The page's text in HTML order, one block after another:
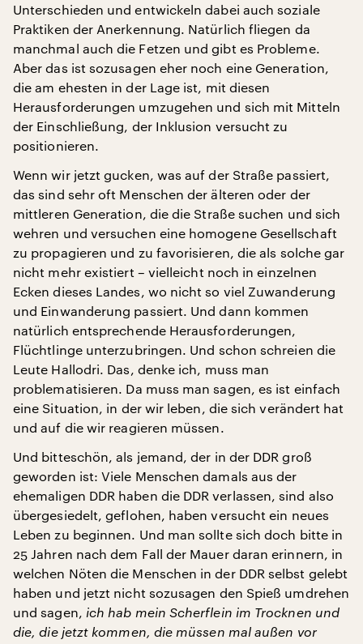
Unterschieden und entwickeln dabei auch soziale
Praktiken der Anerkennung. Natürlich fliegen da
manchmal auch die Fetzen und gibt es Probleme.
Aber das ist sozusagen eher noch eine Generation,
die am ehesten in der Lage ist, mit diesen
Herausforderungen umzugehen und sich mit Mitteln
der Einschließung, der Inklusion versucht zu
positionieren.
Wenn wir jetzt gucken, was auf der Straße passiert,
das sind sehr oft Menschen der älteren oder der
mittleren Generation, die die Straße suchen und sich
wehren und versuchen eine homogene Gesellschaft
zu propagieren und zu favorisieren, die als solche gar
nicht mehr existiert – vielleicht noch in einzelnen
Ecken dieses Landes, wo nicht so viel Zuwanderung
und Einwanderung passiert. Und dann kommen
natürlich entsprechende Herausforderungen,
Flüchtlinge unterzubringen. Und schon schreien die
Leute Hallodri. Das, denke ich, muss man
problematisieren. Da muss man sagen, es ist einfach
eine Situation, in der wir leben, die sich verändert hat
und auf die wir reagieren müssen.
Und bitteschön, als jemand, der in der DDR groß
geworden ist: Viele Menschen damals aus der
ehemaligen DDR haben die DDR verlassen, sind also
übergesiedelt, geflohen, haben versucht ein neues
Leben zu beginnen. Und man sollte sich doch bitte in
25 Jahren nach dem Fall der Mauer daran erinnern, in
welchen Nöten die Menschen in der DDR selbst gelebt
haben und jetzt nicht sozusagen den Spieß umdrehen
und sagen, ich hab mein Scherflein im Trocknen und
die, die jetzt kommen, die müssen mal außen vor